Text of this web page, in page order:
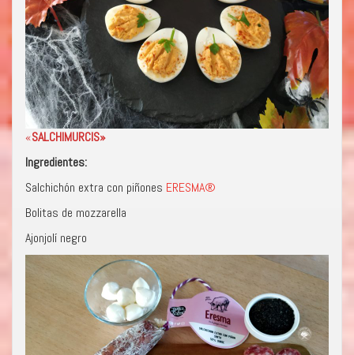
«SALCHIMURCIS»
Ingredientes:
Salchichón extra con piñones ERESMA®
Bolitas de mozzarella
Ajonjolí negro